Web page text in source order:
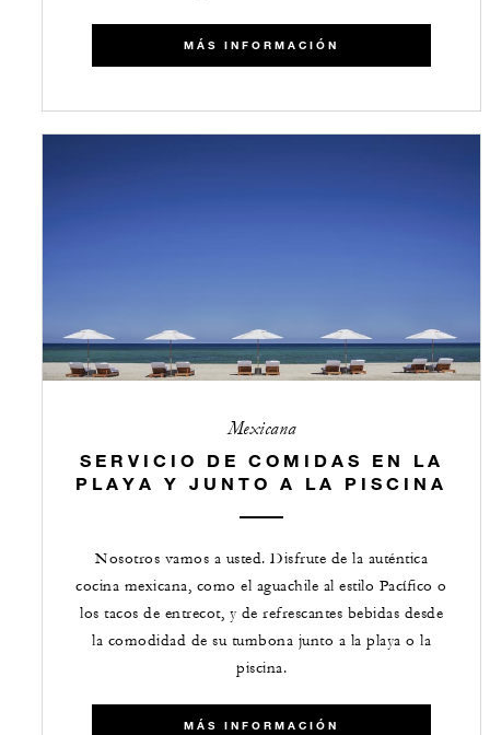
MÁS INFORMACIÓN
Mexicana
SERVICIO DE COMIDAS EN LA
PLAYA Y JUNTO A LA PISCINA
Nosotros vamos a usted. Disfrute de la auténtica
cocina mexicana, como el aguachile al estilo Pacífico o
los tacos de entrecot, y de refrescantes bebidas desde
la comodidad de su tumbona junto a la playa o la
piscina.
MÁS INFORMACIÓN